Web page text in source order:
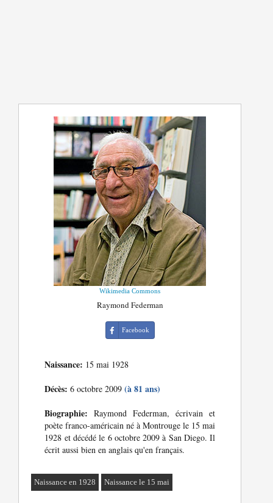
Wikimedia Commons
Raymond Federman
Facebook
Naissance: 15 mai 1928
Décès: 6 octobre 2009(à 81 ans)
Biographie: Raymond Federman, écrivain et
poète franco-américain né à Montrouge le 15 mai
1928 et décédé le 6 octobre 2009 à San Diego. Il
écrit aussi bien en anglais qu'en français.
Naissance en 1928 Naissance le 15 mai